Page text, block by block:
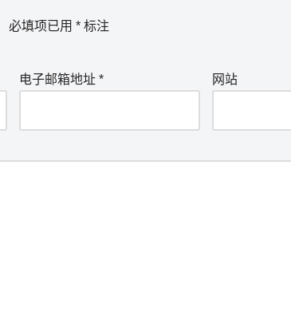
必填项已用 * 标注
电子邮箱地址* 网站